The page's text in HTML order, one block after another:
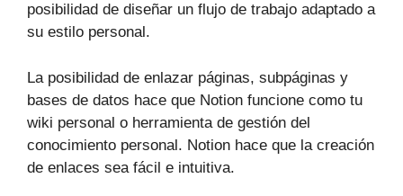
posibilidad de diseñar un flujo de trabajo adaptado a
su estilo personal.
La posibilidad de enlazar páginas, subpáginas y
bases de datos hace que Notion funcione como tu
wiki personal o herramienta de gestión del
conocimiento personal. Notion hace que la creación
de enlaces sea fácil e intuitiva.